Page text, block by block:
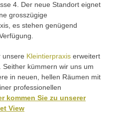
4. Der neue Standort eignet
grosszügige
es stehen genügend
unsere Kleintierpraxis erweitert
Seither kümmern wir uns um
in neuen, hellen Räumen mit
professionellen
kommen Sie zu unserer
View